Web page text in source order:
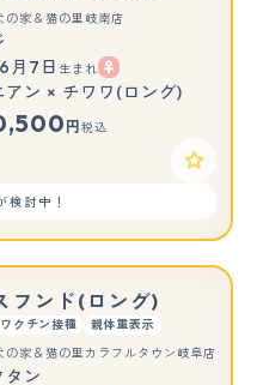
の家＆猫の里岐南店
月7日 生まれ
アン × チワワ(ロング)
円 税込
検討中！
フンド(ロング)
ワクチン接種
親体重表示
の家＆猫の里カラフルタウン岐阜店
タン